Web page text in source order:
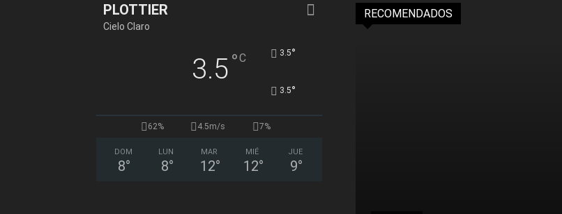
PLOTTIER
Cielo Claro
3.5°C 3.5°
3.5°
62% 4.5m/s 7%
DOM
8°
LUN
8°
MAR
12°
MIÉ
12°
JUE
9°
RECOMENDADOS